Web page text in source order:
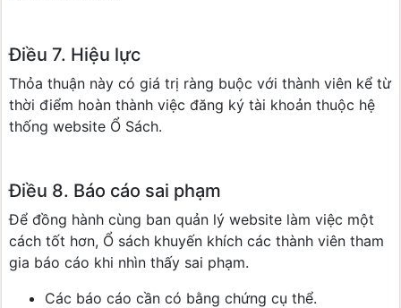
Điều 7. Hiệu lực
Thỏa thuận này có giá trị ràng buộc với thành viên kể từ
thời điểm hoàn thành việc đăng ký tài khoản thuộc hệ
thống website Ổ Sách.
Điều 8. Báo cáo sai phạm
Để đồng hành cùng ban quản lý website làm việc một
cách tốt hơn, Ổ sách khuyến khích các thành viên tham
gia báo cáo khi nhìn thấy sai phạm.
Các báo cáo cần có bằng chứng cụ thể.